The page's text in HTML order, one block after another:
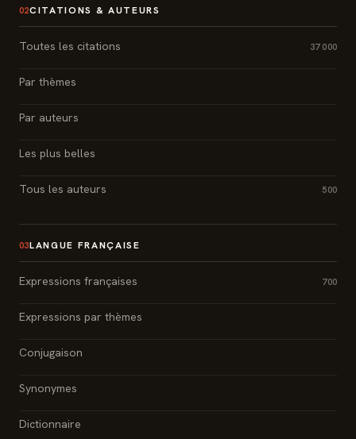
02CITATIONS & AUTEURS
Toutes les citations 37 000
Par thèmes
Par auteurs
Les plus belles
Tous les auteurs 500
03LANGUE FRANÇAISE
Expressions françaises 700
Expressions par thèmes
Conjugaison
Synonymes
Dictionnaire